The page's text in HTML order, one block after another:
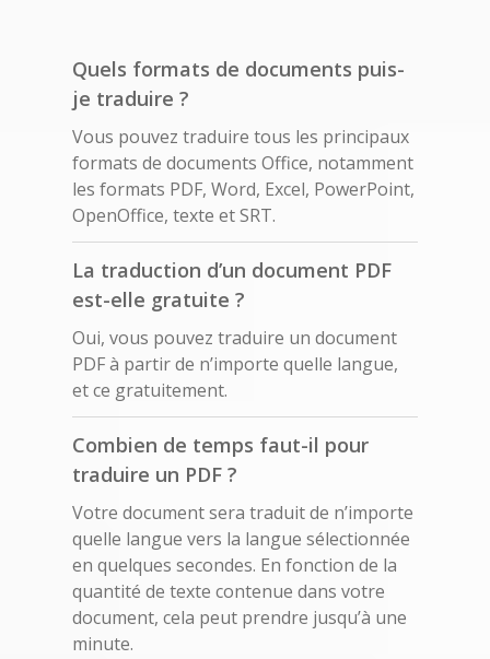
Quels formats de documents puis-
je traduire ?
Vous pouvez traduire tous les principaux
formats de documents Office, notamment
les formats PDF, Word, Excel, PowerPoint,
OpenOffice, texte et SRT.
La traduction d’un document PDF
est-elle gratuite ?
Oui, vous pouvez traduire un document
PDF à partir de n’importe quelle langue,
et ce gratuitement.
Combien de temps faut-il pour
traduire un PDF ?
Votre document sera traduit de n’importe
quelle langue vers la langue sélectionnée
en quelques secondes. En fonction de la
quantité de texte contenue dans votre
document, cela peut prendre jusqu’à une
minute.